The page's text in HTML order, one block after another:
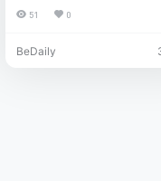
51 0
BeDaily